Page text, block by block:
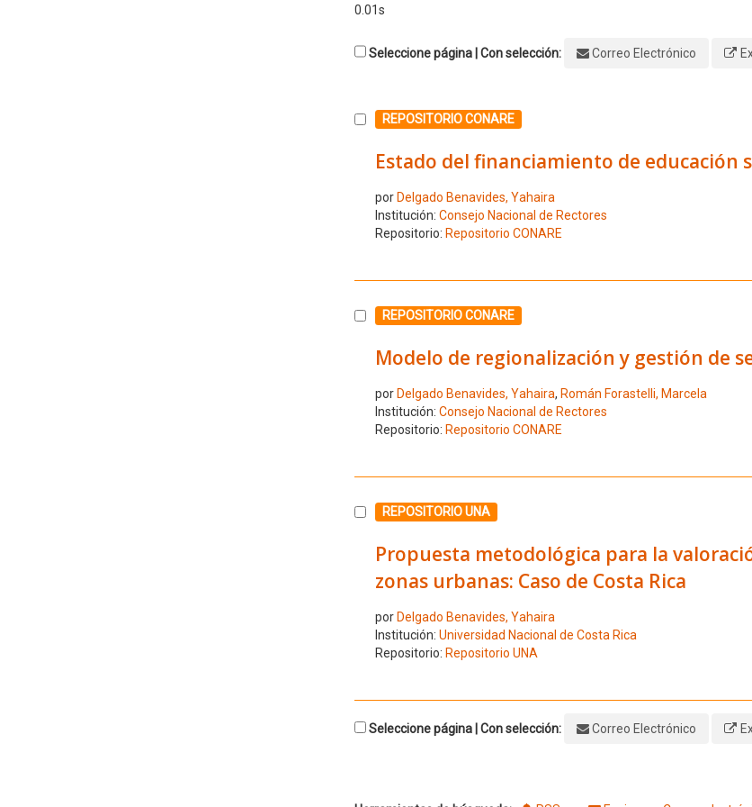
0.01s
Seleccione página | Con selección: Correo Electrónico
Seleccione el número de resultado 1
REPOSITORIO CONARE
Estado del financiamiento de educación
por Delgado Benavides, Yahaira
Institución: Consejo Nacional de Rectores
Repositorio: Repositorio CONARE
Seleccione el número de resultado 2
REPOSITORIO CONARE
Modelo de regionalización y gestión de
por Delgado Benavides, Yahaira, Román Forastelli, Marcela
Institución: Consejo Nacional de Rectores
Repositorio: Repositorio CONARE
Seleccione el número de resultado 3
REPOSITORIO UNA
Propuesta metodológica para la
zonas urbanas: Caso de Costa Rica
por Delgado Benavides, Yahaira
Institución: Universidad Nacional de Costa Rica
Repositorio: Repositorio UNA
Seleccione página | Con selección: Correo Electrónico